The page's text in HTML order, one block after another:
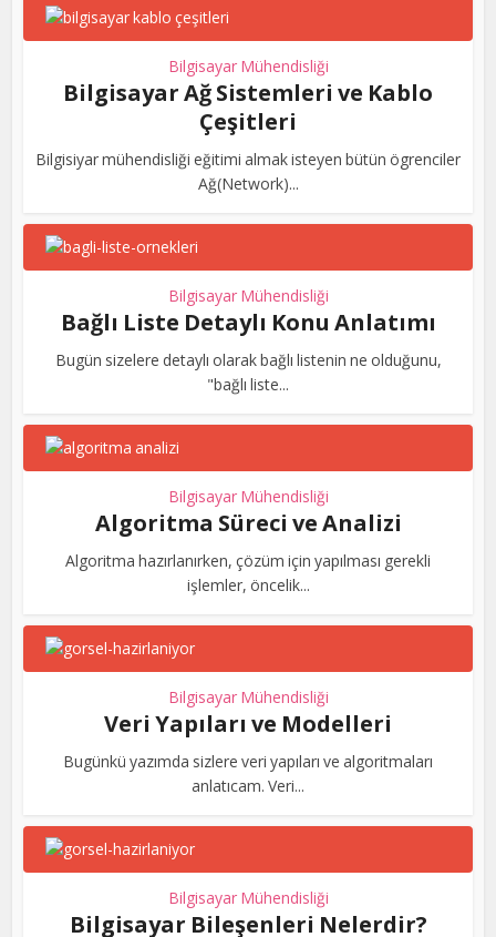
Bilgisayar Mühendisliği
Bilgisayar Ağ Sistemleri ve Kablo
Çeşitleri
Bilgisiyar mühendisliği eğitimi almak isteyen bütün ögrenciler
Ağ(Network)...
Bilgisayar Mühendisliği
Bağlı Liste Detaylı Konu Anlatımı
Bugün sizelere detaylı olarak bağlı listenin ne olduğunu,
"bağlı liste...
Bilgisayar Mühendisliği
Algoritma Süreci ve Analizi
Algoritma hazırlanırken, çözüm için yapılması gerekli
işlemler, öncelik...
Bilgisayar Mühendisliği
Veri Yapıları ve Modelleri
Bugünkü yazımda sizlere veri yapıları ve algoritmaları
anlatıcam. Veri...
Bilgisayar Mühendisliği
Bilgisayar Bileşenleri Nelerdir?